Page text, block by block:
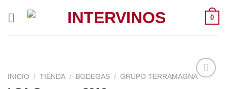
0
INICIO / TIENDA / BODEGAS / GRUPO TERRAMAGNA